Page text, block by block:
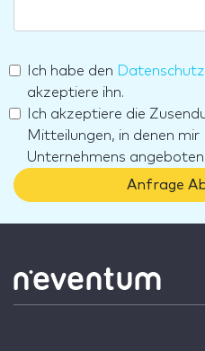
Ich habe den
akzeptiere ihn.
Ich akzeptiere die
Mitteilungen, in denen
Unternehmens
Anfrage